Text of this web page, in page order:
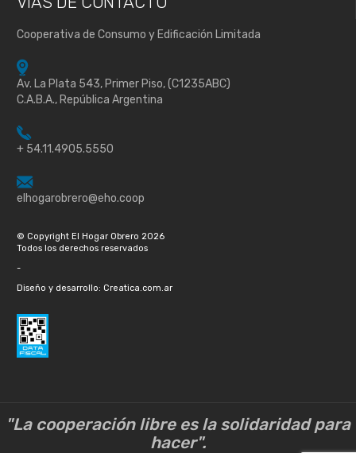
Cooperativa de Consumo y Edificación Limitada
Av. La Plata 543, Primer Piso, (C1235ABC)
C.A.B.A., República Argentina
+ 54.11.4905.5550
elhogarobrero@eho.coop
© Copyright El Hogar Obrero 2026
Todos los derechos reservados
-
Diseño y desarrollo: Creatica.com.ar
"La cooperación libre es la solidaridad para
hacer".